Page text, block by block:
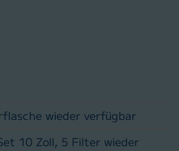
wieder verfügbar
10 Zoll, 5 Filter wieder